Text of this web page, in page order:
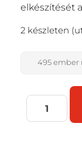
elkészítését
2 készleten
495ember